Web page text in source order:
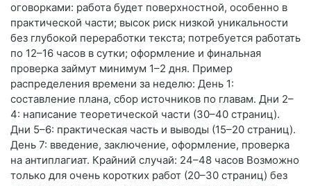
оговорками: работа будет поверхностной, особенно в
практической части; высок риск низкой уникальности
без глубокой переработки текста; потребуется работать
по 12–16 часов в сутки; оформление и финальная
проверка займут минимум 1–2 дня. Пример
распределения времени за неделю: День 1:
составление плана, сбор источников по главам. Дни 2–
4: написание теоретической части (30–40 страниц).
Дни 5–6: практическая часть и выводы (15–20 страниц).
День 7: введение, заключение, оформление, проверка
на антиплагиат. Крайний случай: 24–48 часов Возможно
только для очень коротких работ (20–30 страниц) без